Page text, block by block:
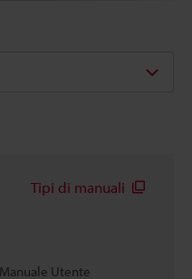
Tipi di manuali
Manuale Utente